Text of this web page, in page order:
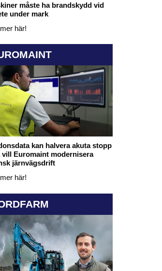
måste ha brandskydd vid
under mark
här!
kan halvera akuta stopp
vill Euromaint modernisera
järnvägsdrift
här!